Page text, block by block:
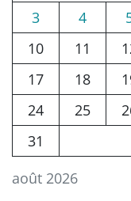
août 2026
3
4
10
11
17
18
24
25
31